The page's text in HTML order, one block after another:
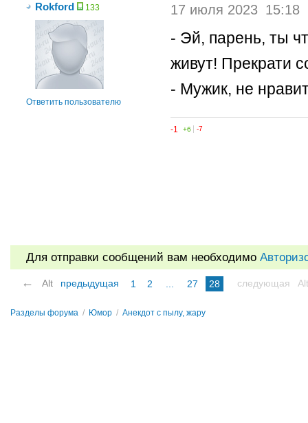
Rokford 133
Ответить пользователю
17 июля 2023 15:18
- Эй, парень, ты
живут! Прекрати
- Мужик, не
-1 +6 -7
Для отправки сообщений вам необходимо
1 2 27 28
← Alt предыдущая следующая
Разделы форума / Юмор / Анекдот с пылу, жару